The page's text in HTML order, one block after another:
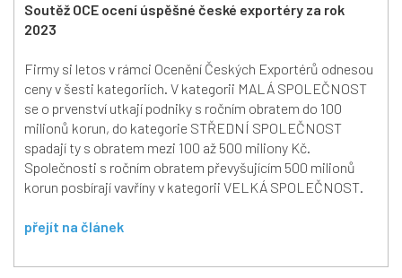
Soutěž OCE ocení úspěšné české exportéry za rok
2023
Firmy si letos v rámci Ocenění Českých Exportérů odnesou
ceny v šesti kategoriích. V kategorii MALÁ SPOLEČNOST
se o prvenství utkají podniky s ročním obratem do 100
milionů korun, do kategorie STŘEDNÍ SPOLEČNOST
spadají ty s obratem mezi 100 až 500 miliony Kč.
Společnosti s ročním obratem převyšujícím 500 milionů
korun posbírají vavříny v kategorii VELKÁ SPOLEČNOST.
přejít na článek